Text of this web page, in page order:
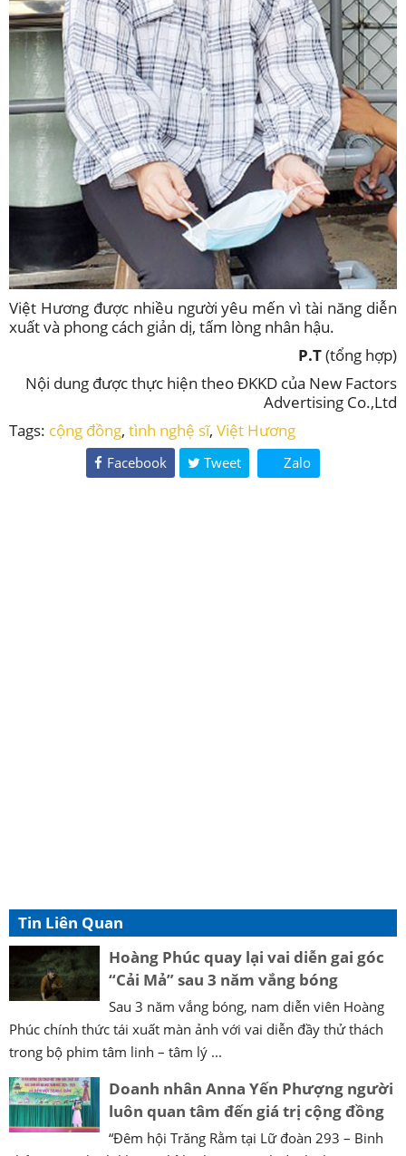
Việt Hương được nhiều người yêu mến vì tài năng diễn
xuất và phong cách giản dị, tấm lòng nhân hậu.
P.T(tổng hợp)
Nội dung được thực hiện theo ĐKKD của New Factors
Advertising Co.,Ltd
Tags: cộng đồng, tình nghệ sĩ, Việt Hương
Facebook Tweet Zalo
Tin Liên Quan
Hoàng Phúc quay lại vai diễn gai góc
“Cải Mả” sau 3 năm vắng bóng
Sau 3 năm vắng bóng, nam diễn viên Hoàng
Phúc chính thức tái xuất màn ảnh với vai diễn đầy thử thách
trong bộ phim tâm linh – tâm lý ...
Doanh nhân Anna Yến Phượng người
luôn quan tâm đến giá trị cộng đồng
“Đêm hội Trăng Rằm tại Lữ đoàn 293 – Binh